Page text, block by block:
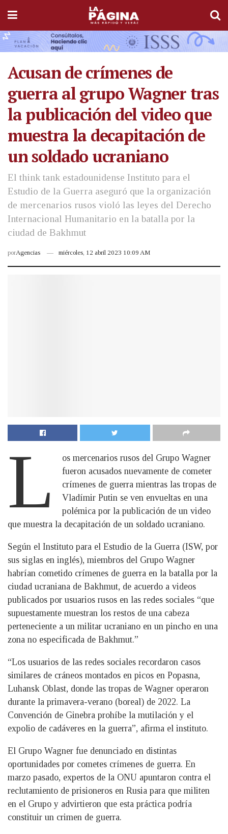
Acusan de crímenes de
guerra al grupo Wagner tras
la publicación del video que
muestra la decapitación de
un soldado ucraniano
El think tank estadounidense Instituto para el
Estudio de la Guerra aseguró que la organización
de mercenarios rusos violó las leyes del Derecho
Internacional Humanitario en la batalla por la
ciudad de Bakhmut
porAgencias miércoles, 12 abril 2023 10:09 AM
L
os mercenarios rusos del Grupo Wagner
fueron acusados nuevamente de cometer
crímenes de guerra mientras las tropas de
Vladímir Putin se ven envueltas en una
polémica por la publicación de un video
que muestra la decapitación de un soldado ucraniano.
Según el Instituto para el Estudio de la Guerra (ISW, por
sus siglas en inglés), miembros del Grupo Wagner
habrían cometido crímenes de guerra en la batalla por la
ciudad ucraniana de Bakhmut, de acuerdo a videos
publicados por usuarios rusos en las redes sociales “que
supuestamente muestran los restos de una cabeza
perteneciente a un militar ucraniano en un pincho en una
zona no especificada de Bakhmut.”
“Los usuarios de las redes sociales recordaron casos
similares de cráneos montados en picos en Popasna,
Luhansk Oblast, donde las tropas de Wagner operaron
durante la primavera-verano (boreal) de 2022. La
Convención de Ginebra prohíbe la mutilación y el
expolio de cadáveres en la guerra”, afirma el instituto.
El Grupo Wagner fue denunciado en distintas
oportunidades por cometes crímenes de guerra. En
marzo pasado, expertos de la ONU apuntaron contra el
reclutamiento de prisioneros en Rusia para que militen
en el Grupo y advirtieron que esta práctica podría
constituir un crimen de guerra.